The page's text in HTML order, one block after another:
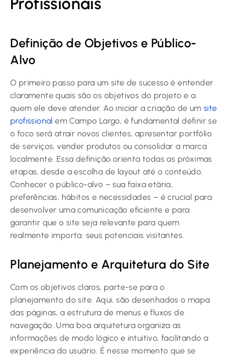
Definição de Objetivos e Público-
Alvo
O primeiro passo para um site de sucesso é entender
claramente quais são os objetivos do projeto e a
quem ele deve atender. Ao iniciar a criação de um site
profissional em Campo Largo, é fundamental definir se
o foco será atrair novos clientes, apresentar portfólio
de serviços, vender produtos ou consolidar a marca
localmente. Essa definição orienta todas as próximas
etapas, desde a escolha de layout até o conteúdo.
Conhecer o público-alvo – sua faixa etária,
preferências, hábitos e necessidades – é crucial para
desenvolver uma comunicação eficiente e para
garantir que o site seja relevante para quem
realmente importa: seus potenciais visitantes.
Planejamento e Arquitetura do Site
Com os objetivos claros, parte-se para o
planejamento do site. Aqui, são desenhados o mapa
das páginas, a estrutura de menus e fluxos de
navegação. Uma boa arquitetura organiza as
informações de modo lógico e intuitivo, facilitando a
experiência do usuário. É nesse momento que se